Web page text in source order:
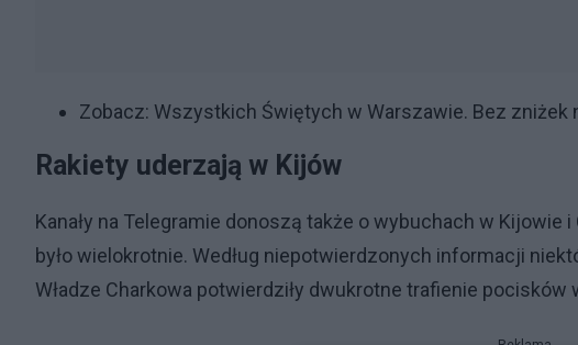
Zobacz: Wszystkich Świętych w Warszawie. Bez
Rakiety uderzają w Kijów
Kanały na Telegramie donoszą także o wybuchach w Kijowie
było wielokrotnie. Według niepotwierdzonych informacji
Władze Charkowa potwierdziły dwukrotne trafienie